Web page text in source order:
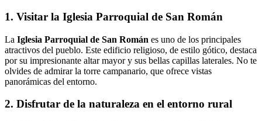
1. Visitar la Iglesia Parroquial de San Román
La Iglesia Parroquial de San Román es uno de los principales
atractivos del pueblo. Este edificio religioso, de estilo gótico, destaca
por su impresionante altar mayor y sus bellas capillas laterales. No te
olvides de admirar la torre campanario, que ofrece vistas
panorámicas del entorno.
2. Disfrutar de la naturaleza en el entorno rural